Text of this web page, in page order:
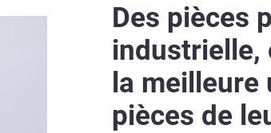
Des pièces
la
pièces de